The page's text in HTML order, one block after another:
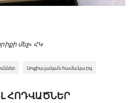
մեջ» ՀԿ
Սոցիալական համակարգ
ՀՈԴՎԱԾՆԵՐ